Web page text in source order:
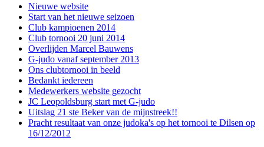
Nieuwe website
Start van het nieuwe seizoen
Club kampioenen 2014
Club tornooi 20 juni 2014
Overlijden Marcel Bauwens
G-judo vanaf september 2013
Ons clubtornooi in beeld
Bedankt iedereen
Medewerkers website gezocht
JC Leopoldsburg start met G-judo
Uitslag 21 ste Beker van de mijnstreek!!
Pracht resultaat van onze judoka's op het tornooi te Dilsen op
16/12/2012